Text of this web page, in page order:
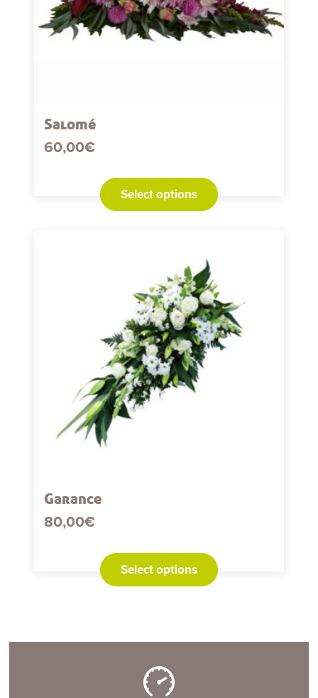
page
du
produit
Salomé
60,00€
Select options
Garance
80,00€
Select options